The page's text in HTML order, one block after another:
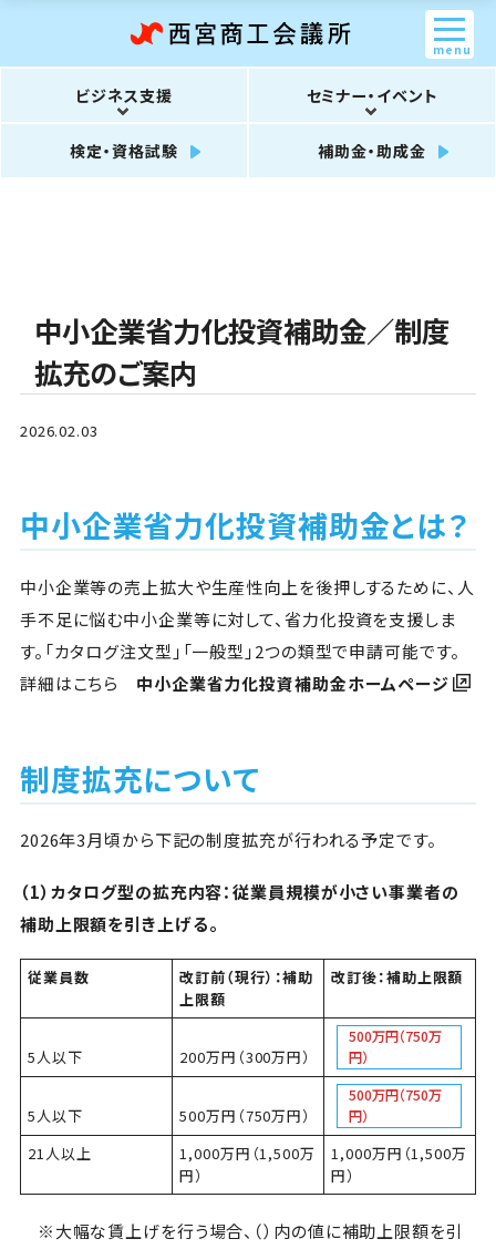
ビジネス支援 セミナー・イベント
検定・資格試験 補助金・助成金
menu
中小企業省力化投資補助金／制度
拡充のご案内
2026.02.03
中小企業省力化投資補助金とは？
中小企業等の売上拡大や生産性向上を後押しするために、人
手不足に悩む中小企業等に対して、省力化投資を支援しま
す。「カタログ注文型」「一般型」2つの類型で申請可能です。
詳細はこちら 中小企業省力化投資補助金ホームページ
制度拡充について
2026年3月頃から下記の制度拡充が行われる予定です。
（1）カタログ型の拡充内容：従業員規模が小さい事業者の
補助上限額を引き上げる。
従業員数
改訂前（現行）：補助
上限額
改訂後：補助上限額
5人以下 200万円（300万円）
500万円（750万
円）
5人以下 500万円（750万円）
500万円（750万
円）
21人以上
1,000万円（1,500万
円）
1,000万円（1,500万
円）
※大幅な賃上げを行う場合、（）内の値に補助上限額を引